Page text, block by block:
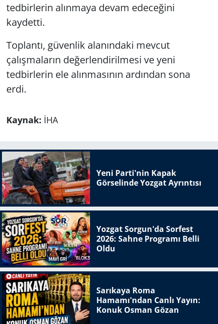
tedbirlerin alınmaya devam edeceğini
kaydetti.
Toplantı, güvenlik alanındaki mevcut
çalışmaların değerlendirilmesi ve yeni
tedbirlerin ele alınmasının ardından sona
erdi.
Kaynak: İHA
Yeni Parti'nin Kapak
Görselinde Yozgat Ayrıntısı
Yozgat Sorgun'da Sorfest
2026: Sahne Programı Belli
Oldu
Sarıkaya Roma
Hamamı'ndan Canlı Yayın:
Konuk Osman Gözan